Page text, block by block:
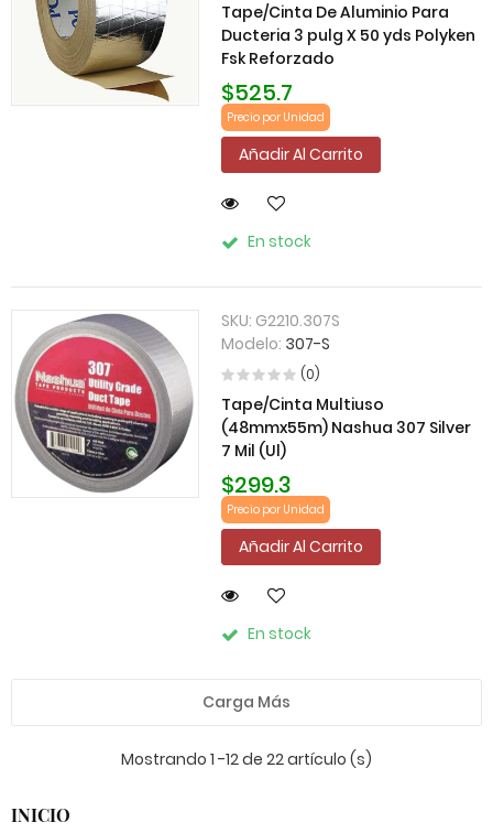
Tape/Cinta De Aluminio Para
Ducteria 3 pulg X 50 yds Polyken
Fsk Reforzado
$525.7
Precio por Unidad
Añadir Al Carrito
En stock
SKU: G2210.307S
Modelo: 307-S
(0)
Tape/Cinta Multiuso
(48mmx55m) Nashua 307 Silver
7 Mil (Ul)
$299.3
Precio por Unidad
Añadir Al Carrito
En stock
Carga Más
Mostrando 1 -12 de 22 artículo (s)
INICIO